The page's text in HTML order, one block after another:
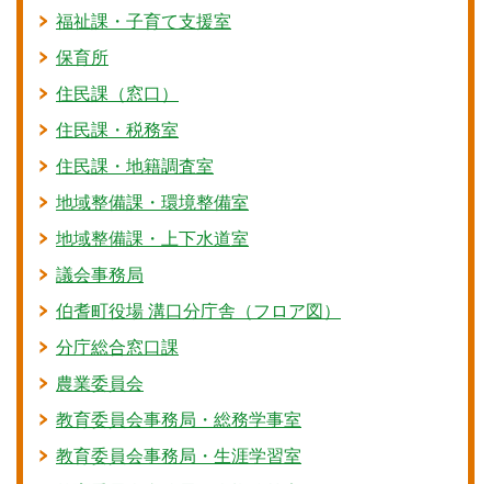
福祉課・子育て支援室
保育所
住民課（窓口）
住民課・税務室
住民課・地籍調査室
地域整備課・環境整備室
地域整備課・上下水道室
議会事務局
伯耆町役場 溝口分庁舎（フロア図）
分庁総合窓口課
農業委員会
教育委員会事務局・総務学事室
教育委員会事務局・生涯学習室